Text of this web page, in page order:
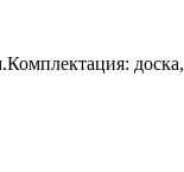
доска,